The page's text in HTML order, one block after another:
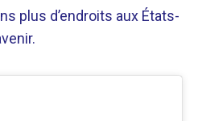
plus d’endroits aux États-